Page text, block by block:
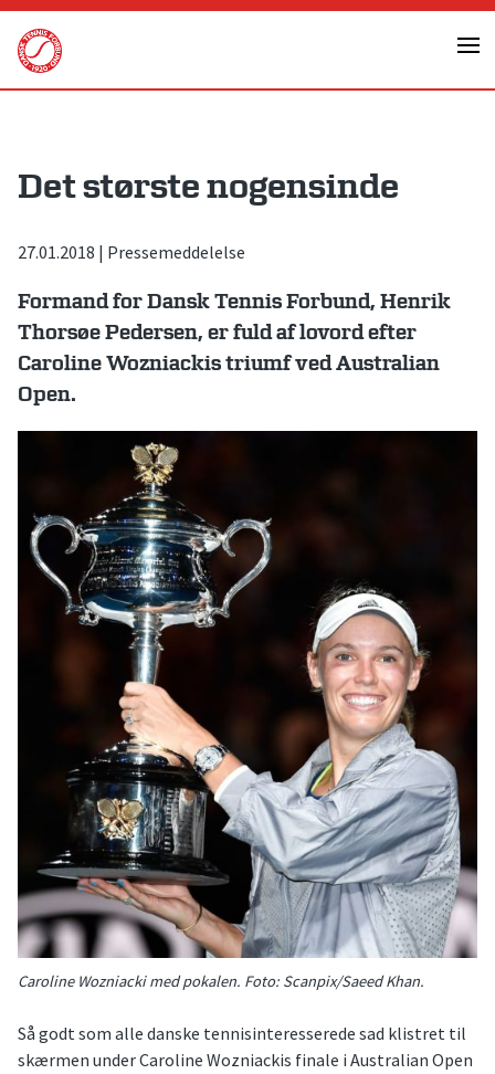
Skip
content
Det største nogensinde
27.01.2018 | Pressemeddelelse
Formand for Dansk Tennis Forbund, Henrik
Thorsøe Pedersen, er fuld af lovord efter
Caroline Wozniackis triumf ved Australian
Open.
Caroline Wozniacki med pokalen. Foto: Scanpix/Saeed Khan.
Så godt som alle danske tennisinteresserede sad klistret til
skærmen under Caroline Wozniackis finale i Australian Open